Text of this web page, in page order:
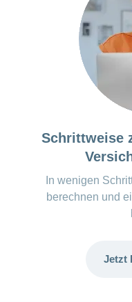
Schrittweise
In wenigen
berechnen und
Jetzt